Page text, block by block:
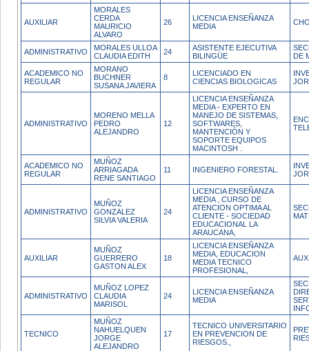
AUXILIAR
MORALES
CERDA
MAURICIO
ALVARO
26
LICENCIA ENSEÑANZA
MEDIA
ADMINISTRATIVO
MORALES ULLOA
CLAUDIA EDITH
24
ASISTENTE EJECUTIVA
BILINGÜE
DE
ACADEMICO NO
REGULAR
MORANO
BUCHNER
SUSANA JAVIERA
8
LICENCIADO EN
CIENCIAS BIOLOGICAS
ADMINISTRATIVO
MORENO MELLA
PEDRO
ALEJANDRO
12
LICENCIA ENSEÑANZA
MEDIA - EXPERTO EN
MANEJO DE SISTEMAS,
SOFTWARES,
MANTENCIÓN Y
SOPORTE EQUIPOS
MACINTOSH .
ACADEMICO NO
REGULAR
MUÑOZ
ARRIAGADA
RENE SANTIAGO
11 INGENIERO FORESTAL.
ADMINISTRATIVO
MUÑOZ
GONZALEZ
SILVIA VALERIA
24
LICENCIA ENSEÑANZA
MEDIA , CURSO DE
ATENCION OPTIMA AL
CLIENTE - SOCIEDAD
EDUCACIONAL LA
ARAUCANA,
AUXILIAR
MUÑOZ
GUERRERO
GASTON ALEX
18
LICENCIA ENSEÑANZA
MEDIA, EDUCACION
MEDIA TECNICO
PROFESIONAL,
ADMINISTRATIVO
MUÑOZ LOPEZ
CLAUDIA
MARISOL
24
LICENCIA ENSEÑANZA
MEDIA
TECNICO
MUÑOZ
NAHUELQUEN
JORGE
ALEJANDRO
17
TECNICO UNIVERSITARIO
EN PREVENCION DE
RIESGOS.,